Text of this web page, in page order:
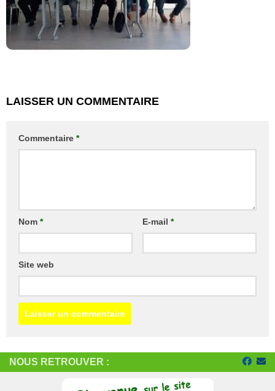
LAISSER UN COMMENTAIRE
Commentaire *
Nom * E-mail *
Site web
NOUS RETROUVER :